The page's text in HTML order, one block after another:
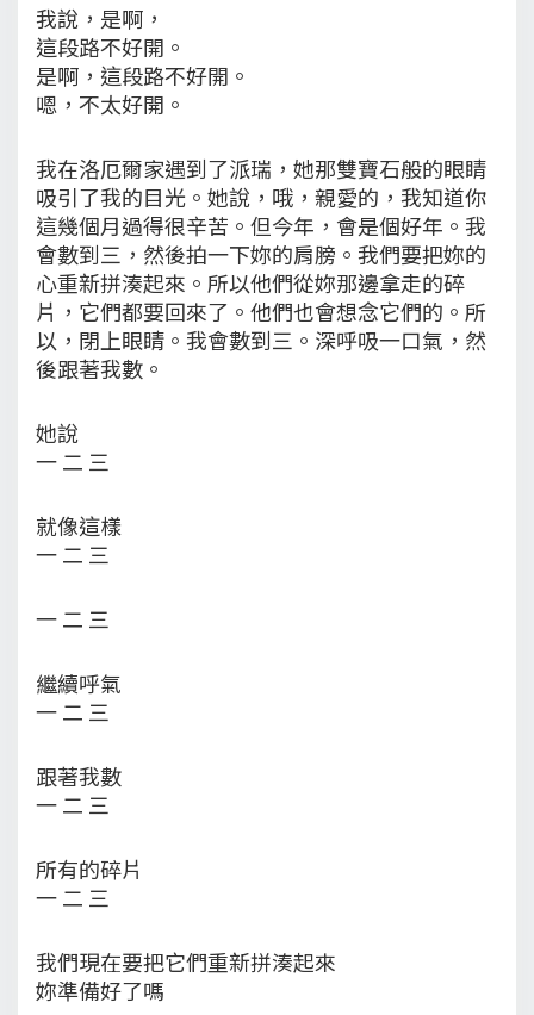
我說，是啊，
這段路不好開。
是啊，這段路不好開。
嗯，不太好開。
我在洛厄爾家遇到了派瑞，她那雙寶石般的眼睛
吸引了我的目光。她說，哦，親愛的，我知道你
這幾個月過得很辛苦。但今年，會是個好年。我
會數到三，然後拍一下妳的肩膀。我們要把妳的
心重新拼湊起來。所以他們從妳那邊拿走的碎
片，它們都要回來了。他們也會想念它們的。所
以，閉上眼睛。我會數到三。深呼吸一口氣，然
後跟著我數。
她說
一 二 三
就像這樣
一 二 三
一 二 三
繼續呼氣
一 二 三
跟著我數
一 二 三
所有的碎片
一 二 三
我們現在要把它們重新拼湊起來
妳準備好了嗎